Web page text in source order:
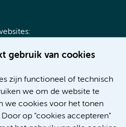
gebruik van cookies
zijn functioneel of technisch
we om de website te
we cookies voor het tonen
op "cookies accepteren"